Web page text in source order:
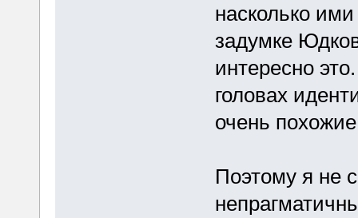
насколько
задумке
интересно
головах
очень
Поэтому я не